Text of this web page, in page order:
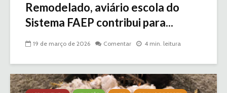
Remodelado, aviário escola do
Sistema FAEP contribui para...
19 de março de 2026 Comentar 4 min. leitura